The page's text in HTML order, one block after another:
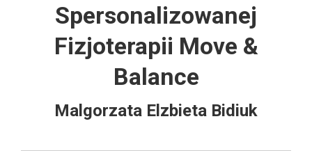
Spersonalizowanej
Fizjoterapii Move &
Balance
Malgorzata Elzbieta Bidiuk